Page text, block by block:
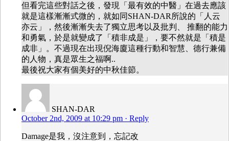
但看完這些對話之後，發現「最有效的中醫」在過去應該
就是這樣漸漸式微的，就如同SHAN-DAR所說的「人云
亦云」，然後漸漸失去了獨立思考以及批判、 推翻的能力
和勇氣，於是就變成了「積非成是」，要不然就是「積是
成非」。不過現在出現倪海廈這種行動和智慧、德行兼備
的人物，真是眾生之福啊..
最後祝大家有個美好的中秋佳節。
SHAN-DAR
October 2nd, 2009 at 10:29 pm · Reply
Damage是我，沒注意到，忘記改